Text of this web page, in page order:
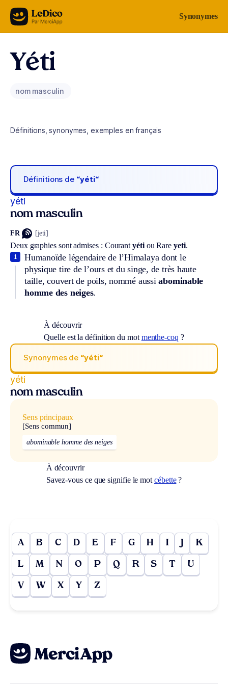
Aller au contenu Synonymes
Yéti
nom masculin
Définitions, synonymes, exemples en français
Définitions de “yéti“
yéti
nom masculin
FR [jeti]
Deux graphies sont admises : Courant yétiouRare yeti.
Humanoïde légendaire de l’Himalaya dont le
physique tire de l’ours et du singe, de très haute
taille, couvert de poils, nommé aussiabominable
homme des neiges.
1
À découvrir
Quelle est la définition du mot menthe-coq ?
Synonymes de “yéti“
yéti
nom masculin
Sens principaux
[Sens commun]
abominable homme des neiges
À découvrir
Savez-vous ce que signifie le mot cébette?
A B C D E F G H I J K
L M N O P Q R S T U
V W X Y Z